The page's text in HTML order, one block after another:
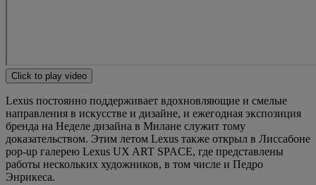
Click to play video
Lexus постоянно поддерживает вдохновляющие и смелые
направления в искусстве и дизайне, и ежегодная экспозиция
бренда на Неделе дизайна в Милане служит тому
доказательством. Этим летом Lexus также открыл в Лиссабоне
pop-up галерею Lexus UX ART SPACE, где представлены
работы нескольких художников, в том числе и Педро
Энрикеса.